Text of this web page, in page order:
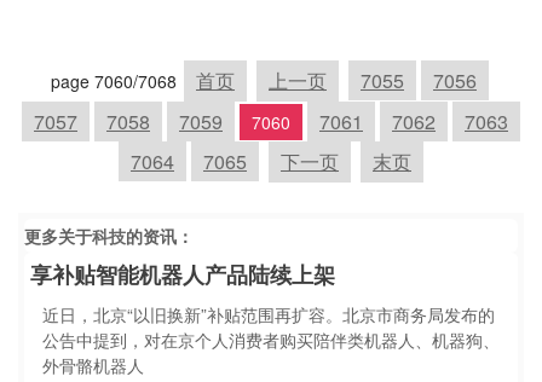
page 7060/7068 首页 上一页 7055
7056
7057
7058 7059 7060 7061 7062
7063
7064
7065 下一页 末页
更多关于科技的资讯：
享补贴智能机器人产品陆续上架
近日，北京“以旧换新”补贴范围再扩容。北京市商务局发布的
公告中提到，对在京个人消费者购买陪伴类机器人、机器狗、
外骨骼机器人